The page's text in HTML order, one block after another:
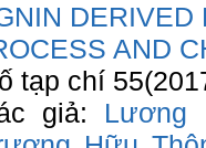
DERIVED
AND
tạp chí
giả: Lương